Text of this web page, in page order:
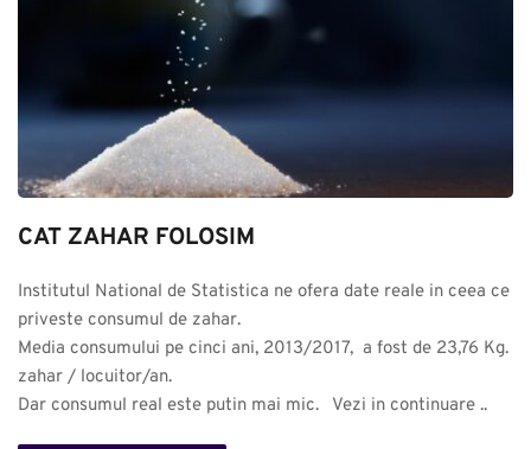
CAT ZAHAR FOLOSIM
Institutul National de Statistica ne ofera date reale in ceea ce
priveste consumul de zahar.
Media consumului pe cinci ani, 2013/2017,  a fost de 23,76 Kg.
zahar / locuitor/an.
Dar consumul real este putin mai mic.   Vezi in continuare ..